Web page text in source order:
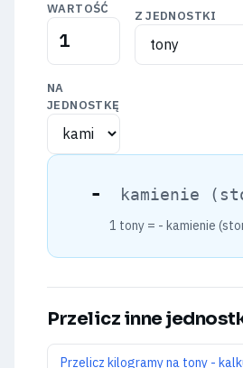
WARTOŚĆ
Z JEDNOSTKI
NA
JEDNOSTKĘ
- kamienie
1 tony = - kamienie
Przelicz inne
Przelicz kilogramy na tony -